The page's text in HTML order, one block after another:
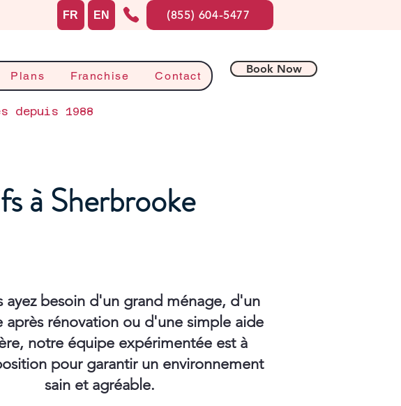
Plans Franchise Contact
Book Now
depuis 1988
FR EN (855) 604-5477
à Sherbrooke
ayez besoin d'un grand ménage, d'un
après rénovation ou d'une simple aide
notre équipe expérimentée est à
pour garantir un environnement
sain et agréable.